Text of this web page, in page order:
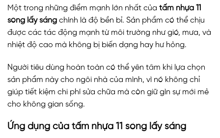
Một trong những điểm mạnh lớn nhất của tấm nhựa 11
sóng lấy sáng chính là độ bền bỉ. Sản phẩm có thể chịu
được các tác động mạnh từ môi trường như gió, mưa, và
nhiệt độ cao mà không bị biến dạng hay hư hỏng.
Người tiêu dùng hoàn toàn có thể yên tâm khi lựa chọn
sản phẩm này cho ngôi nhà của mình, vì nó không chỉ
giúp tiết kiệm chi phí sửa chữa mà còn giữ gìn sự mới mẻ
cho không gian sống.
Ứng dụng của tấm nhựa 11 sóng lấy sáng